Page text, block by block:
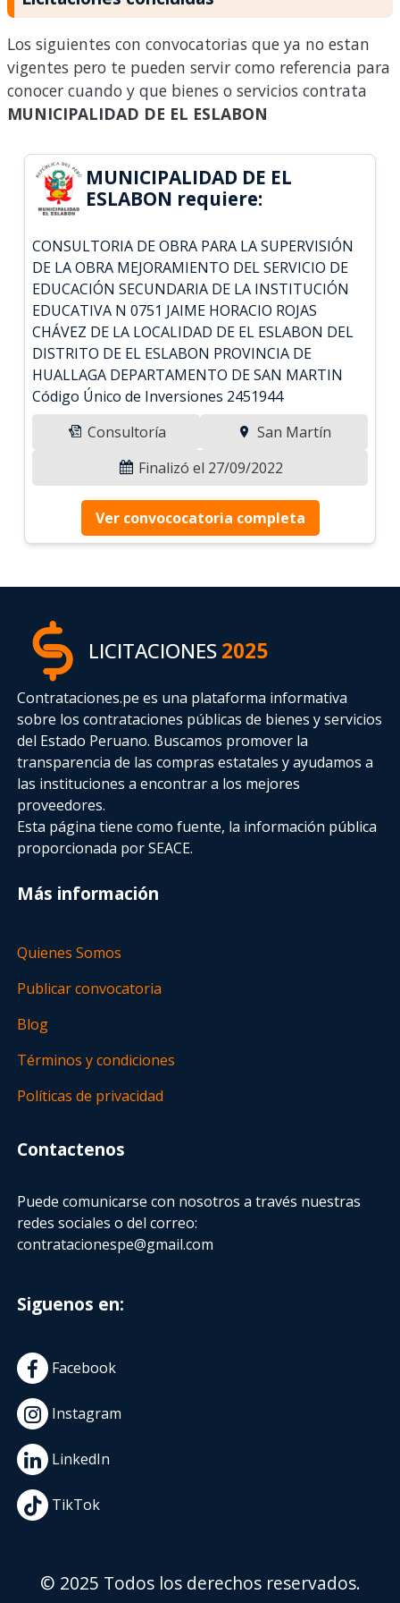
Los siguientes con convocatorias que ya no estan
vigentes pero te pueden servir como referencia para
conocer cuando y que bienes o servicios contrata
MUNICIPALIDAD DE EL ESLABON
MUNICIPALIDAD DE EL
ESLABON requiere:
CONSULTORIA DE OBRA PARA LA SUPERVISIÓN
DE LA OBRA MEJORAMIENTO DEL SERVICIO DE
EDUCACIÓN SECUNDARIA DE LA INSTITUCIÓN
EDUCATIVA N 0751 JAIME HORACIO ROJAS
CHÁVEZ DE LA LOCALIDAD DE EL ESLABON DEL
DISTRITO DE EL ESLABON PROVINCIA DE
HUALLAGA DEPARTAMENTO DE SAN MARTIN
Código Único de Inversiones 2451944
Consultoría
San Martín
Finalizó el 27/09/2022
Ver convococatoria completa
LICITACIONES2025
Contrataciones.pe es una plataforma informativa
sobre los contrataciones públicas de bienes y servicios
del Estado Peruano. Buscamos promover la
transparencia de las compras estatalesy ayudamos a
las instituciones a encontrar a los mejores
proveedores.
Esta página tiene como fuente, la información pública
proporcionada por SEACE.
Más información
Quienes Somos
Publicar convocatoria
Blog
Términos y condiciones
Políticas de privacidad
Contactenos
Puede comunicarse con nosotros a través nuestras
redes sociales o del correo:
contratacionespe@gmail.com
Siguenos en:
Facebook
Instagram
LinkedIn
TikTok
© 2025 Todos los derechos reservados.